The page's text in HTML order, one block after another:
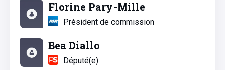
Florine Pary-Mille
Président de commission
Bea Diallo
Député(e)